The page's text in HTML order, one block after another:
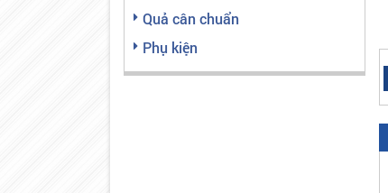
Quả cân chuẩn
Phụ kiện